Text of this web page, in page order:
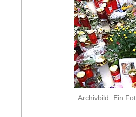
Archivbild: Ein